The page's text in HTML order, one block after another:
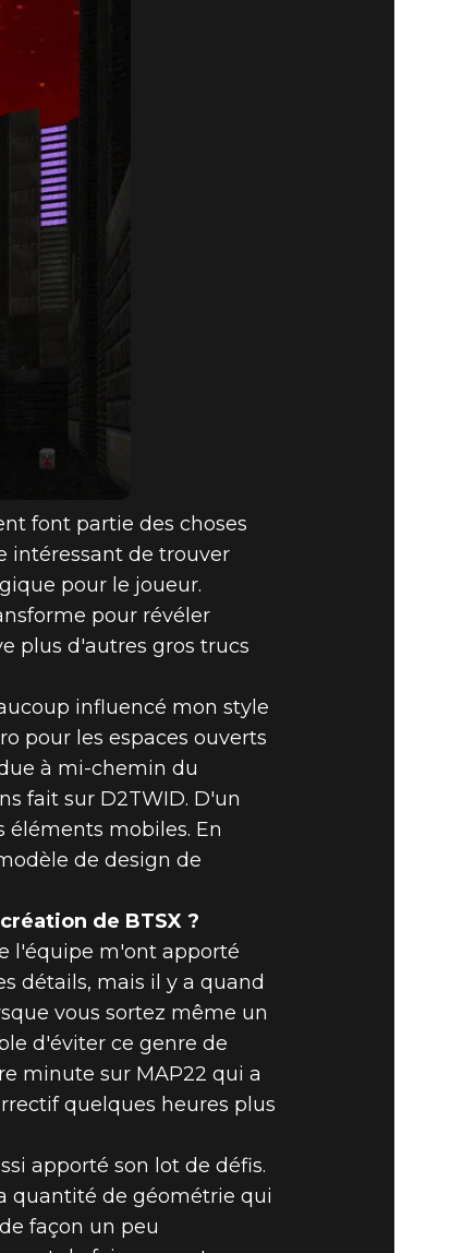
font partie des choses
intéressant de trouver
pour le joueur.
pour révéler
plus d'autres gros trucs
influencé mon style
pour les espaces ouverts
à mi-chemin du
fait sur D2TWID. D'un
éléments mobiles. En
de design de
de BTSX ?
l'équipe m'ont apporté
détails, mais il y a quand
vous sortez même un
d'éviter ce genre de
minute sur MAP22 qui a
quelques heures plus
apporté son lot de défis.
quantité de géométrie qui
façon un peu